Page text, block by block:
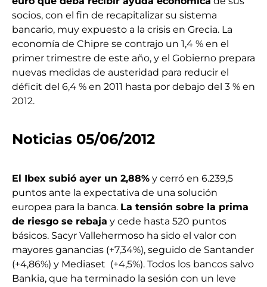
socios, con el fin de recapitalizar su sistema
bancario, muy expuesto a la crisis en Grecia. La
economía de Chipre se contrajo un 1,4 % en el
primer trimestre de este año, y el Gobierno prepara
nuevas medidas de austeridad para reducir el
déficit del 6,4 % en 2011 hasta por debajo del 3 % en
2012.
Noticias 05/06/2012
El Ibex subió ayer un 2,88% y cerró en 6.239,5
puntos ante la expectativa de una solución
europea para la banca. La tensión sobre la prima
de riesgo se rebaja y cede hasta 520 puntos
básicos. Sacyr Vallehermoso ha sido el valor con
mayores ganancias (+7,34%), seguido de Santander
(+4,86%) y Mediaset (+4,5%). Todos los bancos salvo
Bankia, que ha terminado la sesión con un leve